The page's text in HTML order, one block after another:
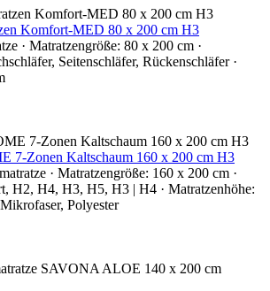
Komfort-MED 80 x 200 cm H3
· Matratzengröße: 80 x 200 cm ·
Seitenschläfer, Rückenschläfer ·
7-Zonen Kaltschaum 160 x 200 cm H3
· Matratzengröße: 160 x 200 cm ·
H2, H4, H3, H5, H3 | H4 · Matratzenhöhe:
Polyester